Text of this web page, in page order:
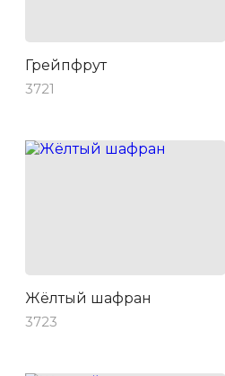
Грейпфрут
3721
Жёлтый шафран
3723